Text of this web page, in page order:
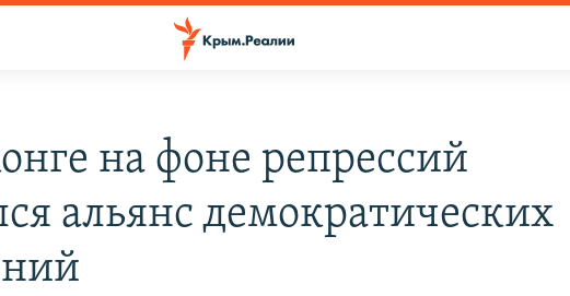
на фоне репрессий
альянс демократических